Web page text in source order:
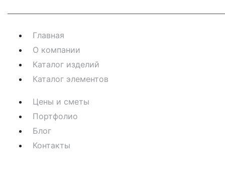
Главная
О компании
Каталог изделий
Каталог элементов
Цены и сметы
Портфолио
Блог
Контакты